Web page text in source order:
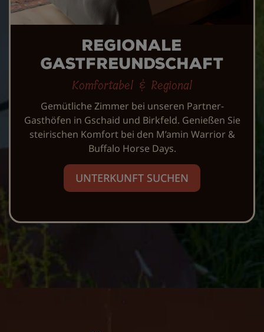
Regionale
Gastfreundschaft
Komfortabel & Regional
Gemütliche Zimmer bei unseren Partner-
Gasthöfen in Gschaid und Birkfeld. Genießen Sie
steirischen Komfort bei den M’amin Warrior &
Buffalo Horse Days.
UNTERKUNFT SUCHEN